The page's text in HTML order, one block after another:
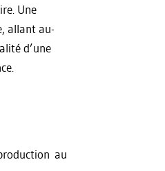
Une
allant au-
d’une
au